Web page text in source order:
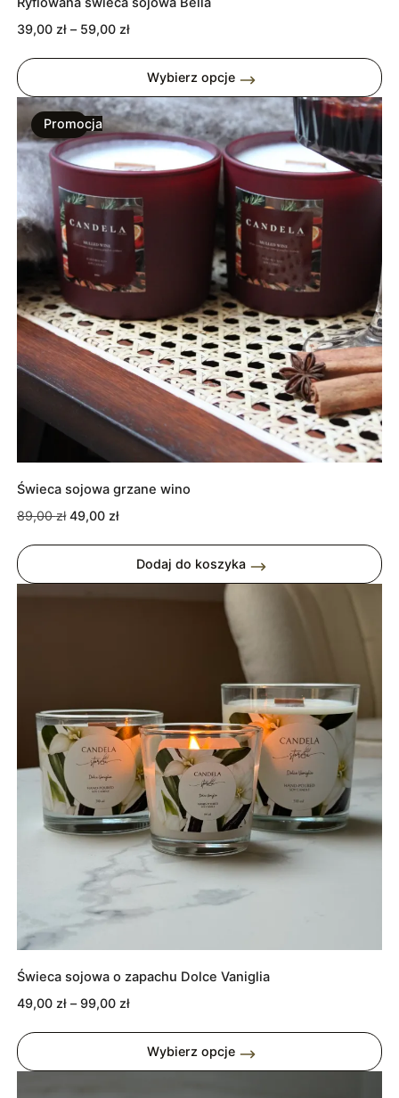
39,00 zł – 59,00 złZakres
do
59,00 zł
Wybierz opcje
Promocja
Produkt
W
Promocji
Świeca sojowa grzane wino
89,00zł Pierwotna
49,00 złAktualna
wynosi:
Dodaj do koszyka
Świeca sojowa o zapachu Dolce Vaniglia
49,00 zł – 99,00 złZakres
Wybierz opcje